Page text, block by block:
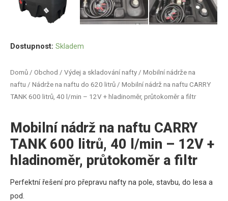
Domů / Obchod / Výdej a skladování nafty / Mobilní nádrže na
naftu / Nádrže na naftu do 620 litrů / Mobilní nádrž na naftu CARRY
TANK 600 litrů, 40 l/min – 12V + hladinoměr, průtokoměr a filtr
Mobilní nádrž na naftu CARRY
TANK 600 litrů, 40 l/min – 12V +
hladinoměr, průtokoměr a filtr
Perfektní řešení pro přepravu nafty na pole, stavbu, do lesa a
pod.
Dostupnost: Skladem